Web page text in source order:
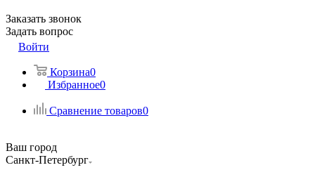
Заказать звонок
Задать вопрос
Войти
Корзина0
Избранное0
Сравнение товаров0
Ваш город
Санкт-Петербург